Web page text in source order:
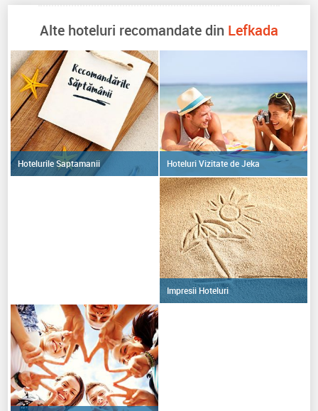
Alte hoteluri recomandate din Lefkada
Hotelurile Saptamanii Hoteluri Vizitate de Jeka
Impresii Hoteluri